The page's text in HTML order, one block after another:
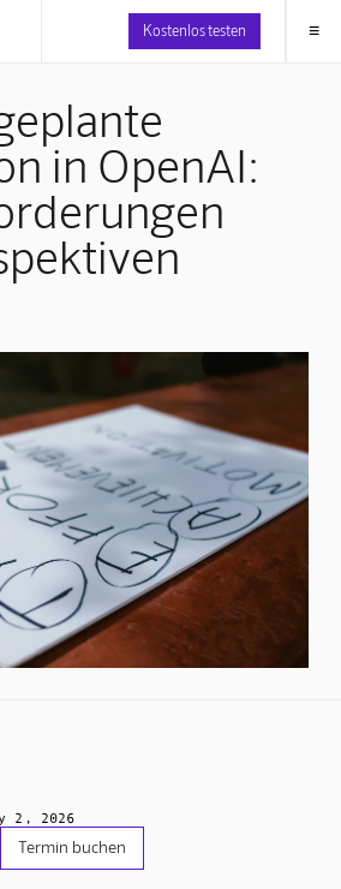
Kostenlos testen ≡
in OpenAI:
2, 2026
Termin buchen